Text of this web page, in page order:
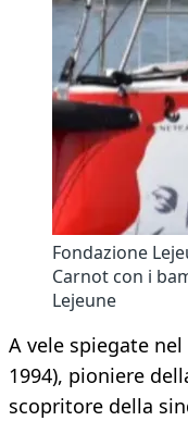
Fondazione
Carnot con i
Lejeune
A vele spiegate nel
1994), pioniere
scopritore della